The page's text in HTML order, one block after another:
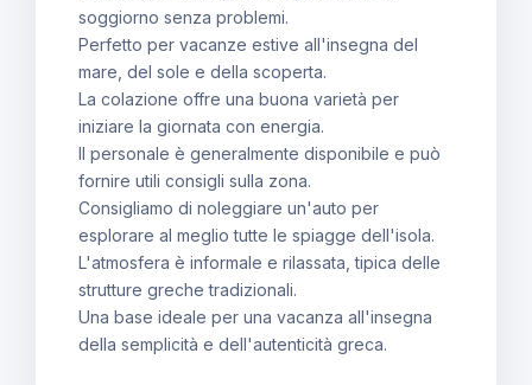
soggiorno senza problemi.
Perfetto per vacanze estive all'insegna del
mare, del sole e della scoperta.
La colazione offre una buona varietà per
iniziare la giornata con energia.
Il personale è generalmente disponibile e può
fornire utili consigli sulla zona.
Consigliamo di noleggiare un'auto per
esplorare al meglio tutte le spiagge dell'isola.
L'atmosfera è informale e rilassata, tipica delle
strutture greche tradizionali.
Una base ideale per una vacanza all'insegna
della semplicità e dell'autenticità greca.